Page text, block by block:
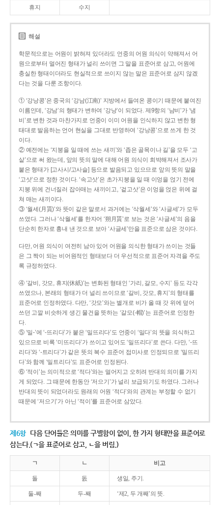
휴지 수지
해설
학문적으로는 어원이 밝혀져 있더라도 언중의 어원 의식이 약해져서 어
원으로부터 멀어진 형태가 널리 쓰이면 그 말을 표준어로 삼고, 어원에
충실한 형태이더라도 현실적으로 쓰이지 않는 말은 표준어로 삼지 않겠
다는 것을 다룬 조항이다.
① ‘강낭콩’은 중국의 ‘강남(江南)’ 지방에서 들여온 콩이기 때문에 붙여진
이름인데, ‘강남’의 형태가 변하여 ‘강낭’이 되었다. 제9항의 ‘남비’가 ‘냄
비’로 변한 것과 마찬가지로 언중이 이미 어원을 인식하지 않고 변한 형
태대로 발음하는 언어 현실을 그대로 반영하여 ‘강낭콩’으로 쓰게 한 것
이다.
② 예전에는 ‘지붕을 일 때에 쓰는 새끼’와 ‘좁은 골목이나 길’을 모두 ‘고
샅’으로 써 왔는데, 앞의 뜻의 말에 대해 어원 의식이 희박해져서 조사가
붙은 형태가 [고사시/고사슬] 등으로 발음되고 있으므로 앞의 뜻의 말을
‘고삿’으로 정한 것이다. ‘속고삿’은 초가지붕을 일 때 이엉을 얹기 전에
지붕 위에 건너질러 잡아매는 새끼이고, ‘겉고삿’은 이엉을 얹은 위에 걸
쳐 매는 새끼이다.
③ ‘월세(月貰)’와 뜻이 같은 말로서 과거에는 ‘삭월세’와 ‘사글세’가 모두
쓰였다. 그러나 ‘삭월세’를 한자어 ‘朔月貰’로 보는 것은 ‘사글세’의 음을
단순히 한자로 흉내 낸 것으로 보아 ‘사글세’만을 표준으로 삼은 것이다.
다만, 어원 의식이 여전히 남아 있어 어원을 의식한 형태가 쓰이는 것들
은 그 짝이 되는 비어원적인 형태보다 더 우선적으로 표준어 자격을 주도
록 규정하였다.
④ ‘갈비, 갓모, 휴지(休紙)’는 변화된 형태인 ‘가리, 갈모, 수지’ 등도 각각
쓰였으나, 본래의 형태가 더 널리 쓰이므로 ‘갈비, 갓모, 휴지’의 형태를
표준어로 인정하였다. 다만, ‘갓모’와는 별개로 비가 올 때 갓 위에 덮어
쓰던 고깔 비슷하게 생긴 물건을 뜻하는 ‘갈모(-帽)’는 표준어로 인정한
다.
⑤ ‘밀-’에 ‘-뜨리다’가 붙은 ‘밀뜨리다’도 언중이 ‘밀다’의 뜻을 의식하고
있으므로 비록 ‘미뜨리다’가 쓰이고 있어도 ‘밀뜨리다’로 쓴다. 다만, ‘-뜨
리다’와 ‘-트리다’가 같은 뜻의 복수 표준어 접미사로 인정되므로 ‘밀뜨리
다’와 함께 ‘밀트리다’도 표준어로 인정된다.
⑥ ‘적이’는 의미적으로 ‘적다’와는 멀어지고 오히려 반대의 의미를 가지
게 되었다. 그 때문에 한동안 ‘저으기’가 널리 보급되기도 하였다. 그러나
반대의 뜻이 되었더라도 원래의 어원 ‘적다’와의 관계는 부정할 수 없기
때문에 ‘저으기’가 아닌 ‘적이’를 표준어로 삼았다.
제6항 다음 단어들은 의미를 구별함이 없이, 한 가지 형태만을 표준어로
삼는다.(ㄱ을 표준어로 삼고, ㄴ을 버림.)
ㄱ ㄴ 비고
돌 돐 생일, 주기.
둘-째 두-째 ‘제2, 두 개째’의 뜻.